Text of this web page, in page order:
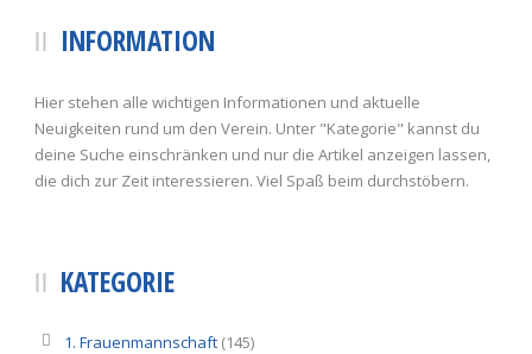
INFORMATION
Hier stehen alle wichtigen Informationen und aktuelle
Neuigkeiten rund um den Verein. Unter "Kategorie" kannst du
deine Suche einschränken und nur die Artikel anzeigen lassen,
die dich zur Zeit interessieren. Viel Spaß beim durchstöbern.
KATEGORIE
1. Frauenmannschaft (145)